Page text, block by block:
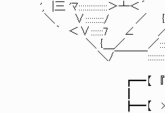
', |三 'ﾏ::::::::::::::＞┴＜´ (
＼ ∨:::::::::/ ／ {三三
｀ ＜∨::::::7 ∠ ／{三
＼ {＿／ ／::::::::|
＼/￣￣￣
┏━【 『Ｇ・ボール
┣━【 ×このカード名の